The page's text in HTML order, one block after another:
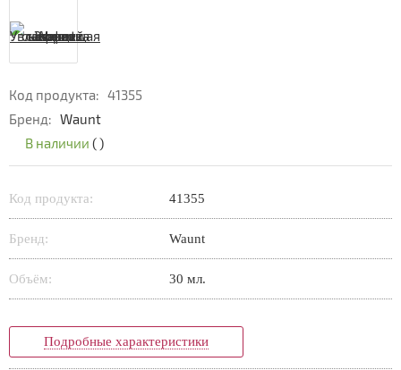
Код продукта: 41355
Бренд: Waunt
В наличии ()
Код продукта: 41355
Бренд: Waunt
Объём: 30 мл.
Подробные характеристики